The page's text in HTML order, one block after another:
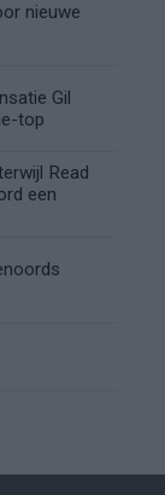
nieuwe
Gil
top
Read
een